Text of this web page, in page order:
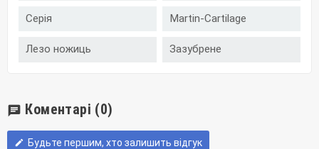
Серія Martin-Cartilage
Лезо ножиць Зазубрене
chat Коментарі (0)
edit Будьте першим, хто залишить відгук